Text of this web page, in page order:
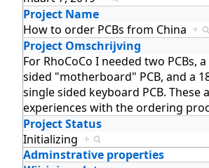
Project Name
How to order PCBs from China +
Project Omschrijving
For RhoCoCo I needed two PCBs,
sided "motherboard" PCB, and a
single sided keyboard PCB. These
experiences with the ordering
Project Status
Initializing +
Adminstrative properties